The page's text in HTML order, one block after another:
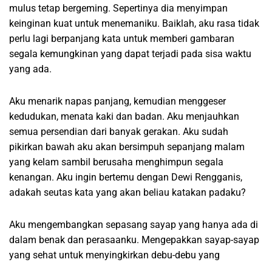
mulus tetap bergeming. Sepertinya dia menyimpan
keinginan kuat untuk menemaniku. Baiklah, aku rasa tidak
perlu lagi berpanjang kata untuk memberi gambaran
segala kemungkinan yang dapat terjadi pada sisa waktu
yang ada.
Aku menarik napas panjang, kemudian menggeser
kedudukan, menata kaki dan badan. Aku menjauhkan
semua persendian dari banyak gerakan. Aku sudah
pikirkan bawah aku akan bersimpuh sepanjang malam
yang kelam sambil berusaha menghimpun segala
kenangan. Aku ingin bertemu dengan Dewi Rengganis,
adakah seutas kata yang akan beliau katakan padaku?
Aku mengembangkan sepasang sayap yang hanya ada di
dalam benak dan perasaanku. Mengepakkan sayap-sayap
yang sehat untuk menyingkirkan debu-debu yang